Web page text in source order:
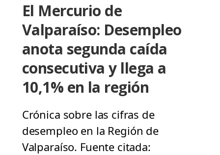
El Mercurio de
Valparaíso: Desempleo
anota segunda caída
consecutiva y llega a
10,1% en la región
Crónica sobre las cifras de
desempleo en la Región de
Valparaíso. Fuente citada: